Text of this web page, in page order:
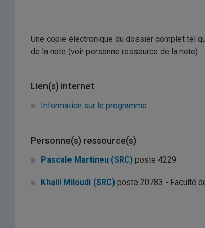
Une copie électronique du dossier complet tel
de la note (voir personne ressource de la note).
Lien(s) internet
Information sur le programme
Personne(s) ressource(s)
Pascale Martineu (SRC) poste 4229
Khalil Miloudi (SRC) poste 20783 - Faculté